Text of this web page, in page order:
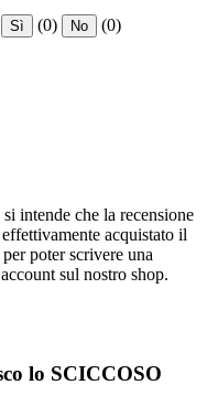
Sì (0) No (0)
intende che la recensione
acquistato il
poter scrivere una
sul nostro shop.
lo SCICCOSO